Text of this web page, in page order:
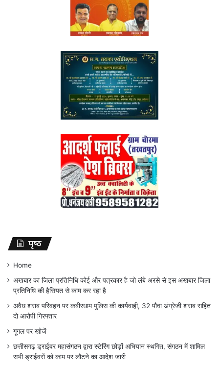
पृष्ठ
Home
अखबार का जिला प्रतिनिधि कोई और पत्रकार है जो लंबे अरसे से इस अखबार जिला
प्रतिनिधि की हैसियत से काम कर रहा है
अवैध शराब परिवहन पर कबीरधाम पुलिस की कार्यवाही, 32 पौवा अंग्रेजी शराब सहित
दो आरोपी गिरफ्तार
गूगल पर खोजें
छत्तीसगढ़ ड्राईवर महासंगठन द्वारा स्टेरिंग छोड़ों अभियान स्थगित, संगठन में शामिल
सभी ड्राईवरों को काम पर लौटने का आदेश जारी